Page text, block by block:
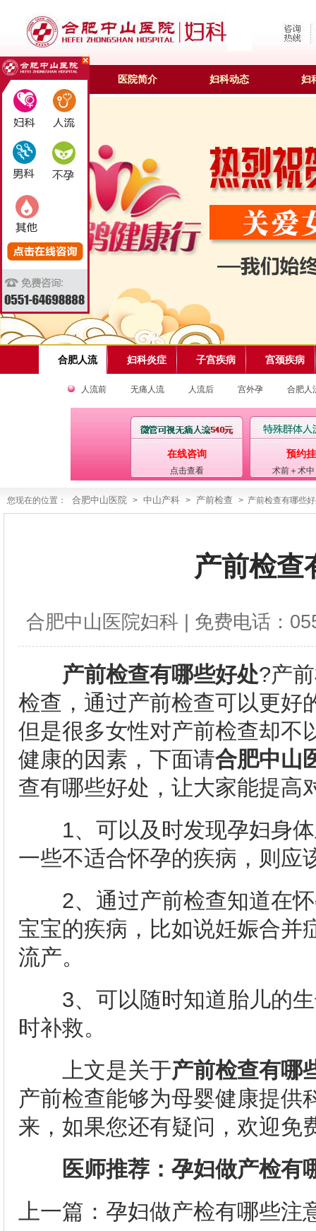
合肥妇科 医院简介 妇科动态 妇
合肥人流 妇科炎症 子宫疾病 宫颈疾病
人流前 无痛人流 人流后 宫外孕 合肥人
在线咨询
点击查看
预约
术前＋术
您现在的位置： 合肥中山医院 > 中山产科 > 产前检查 > 产前检查有哪些
产前检查
合肥中山医院妇科 | 免费电话：
产前检查有哪些好处?产
检查，通过产前检查可以更好
但是很多女性对产前检查却不
健康的因素，下面请合肥中山
查有哪些好处，让大家能提高
1、可以及时发现孕妇身体
一些不适合怀孕的疾病，则应
2、通过产前检查知道在怀
宝宝的疾病，比如说妊娠合并
流产。
3、可以随时知道胎儿的生
时补救。
上文是关于产前检查有哪
产前检查能够为母婴健康提供
来，如果您还有疑问，欢迎免
医师推荐： 孕妇做产检有
上一篇： 孕妇做产检有哪些注